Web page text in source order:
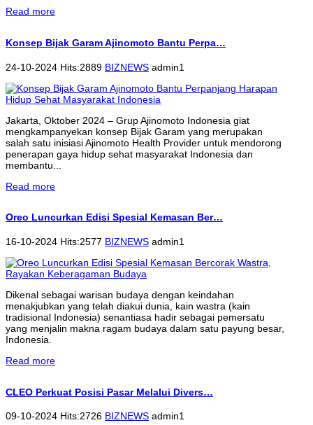
Read more
Konsep Bijak Garam Ajinomoto Bantu Perpa…
24-10-2024 Hits:2889 BIZNEWS admin1
Jakarta, Oktober 2024 – Grup Ajinomoto Indonesia giat
mengkampanyekan konsep Bijak Garam yang merupakan
salah satu inisiasi Ajinomoto Health Provider untuk mendorong
penerapan gaya hidup sehat masyarakat Indonesia dan
membantu...
Read more
Oreo Luncurkan Edisi Spesial Kemasan Ber…
16-10-2024 Hits:2577 BIZNEWS admin1
Dikenal sebagai warisan budaya dengan keindahan
menakjubkan yang telah diakui dunia, kain wastra (kain
tradisional Indonesia) senantiasa hadir sebagai pemersatu
yang menjalin makna ragam budaya dalam satu payung besar,
Indonesia.
Read more
CLEO Perkuat Posisi Pasar Melalui Divers…
09-10-2024 Hits:2726 BIZNEWS admin1